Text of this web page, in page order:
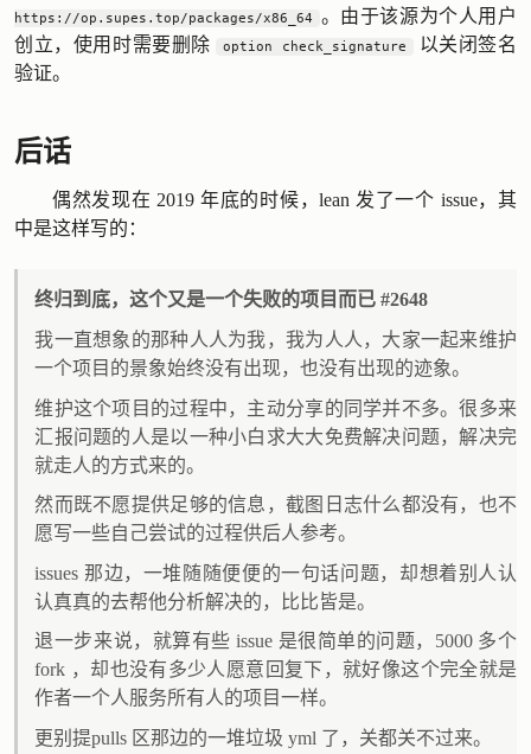
https://op.supes.top/packages/x86_64
。由于该源为个人用户
创立，使用时需要删除
option check_signature
以关闭签名
验证。
后话
偶然发现在 2019 年底的时候，lean 发了一个 issue，其
中是这样写的：
终归到底，这个又是一个失败的项目而已 #2648
我一直想象的那种人人为我，我为人人，大家一起来维护
一个项目的景象始终没有出现，也没有出现的迹象。
维护这个项目的过程中，主动分享的同学并不多。很多来
汇报问题的人是以一种小白求大大免费解决问题，解决完
就走人的方式来的。
然而既不愿提供足够的信息，截图日志什么都没有，也不
愿写一些自己尝试的过程供后人参考。
issues 那边，一堆随随便便的一句话问题，却想着别人认
认真真的去帮他分析解决的，比比皆是。
退一步来说，就算有些 issue 是很简单的问题，5000 多个
fork ，却也没有多少人愿意回复下，就好像这个完全就是
作者一个人服务所有人的项目一样。
更别提pulls 区那边的一堆垃圾 yml 了，关都关不过来。